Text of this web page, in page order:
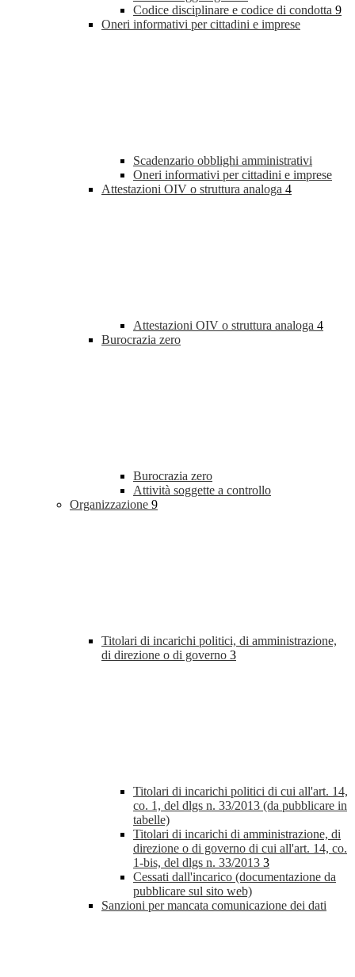
Codice disciplinare e codice di condotta 9
Oneri informativi per cittadini e imprese
Scadenzario obblighi amministrativi
Oneri informativi per cittadini e imprese
Attestazioni OIV o struttura analoga 4
Attestazioni OIV o struttura analoga 4
Burocrazia zero
Burocrazia zero
Attività soggette a controllo
Organizzazione 9
Titolari di incarichi politici, di amministrazione,
di direzione o di governo 3
Titolari di incarichi politici di cui all'art. 14,
co. 1, del dlgs n. 33/2013 (da pubblicare in
tabelle)
Titolari di incarichi di amministrazione, di
direzione o di governo di cui all'art. 14, co.
1-bis, del dlgs n. 33/2013 3
Cessati dall'incarico (documentazione da
pubblicare sul sito web)
Sanzioni per mancata comunicazione dei dati